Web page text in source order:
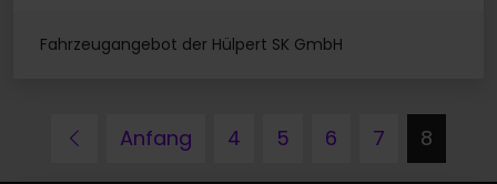
Fahrzeugangebot der Hülpert SK GmbH
ZurückAnfang 4 5 6 7 8